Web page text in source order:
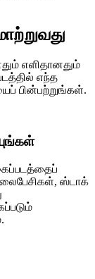
எளிதானதும்
எந்த
பின்பற்றுங்கள்.
ஸ்டாக்